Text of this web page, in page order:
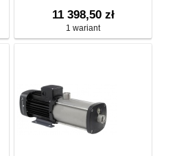
11 398,50 zł
1 wariant